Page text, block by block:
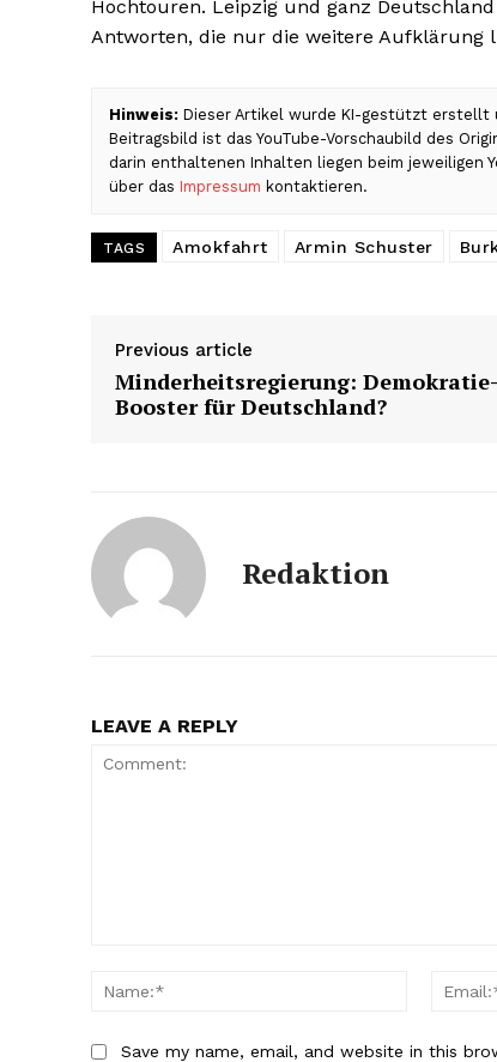
Hochtouren. Leipzig und ganz
Antworten, die nur die weitere Aufklärung
Hinweis: Dieser Artikel wurde KI-gestützt erstellt
Beitragsbild ist das YouTube-Vorschaubild des
darin enthaltenen Inhalten liegen beim jeweiligen
über das Impressum kontaktieren.
TAGS Amokfahrt Armin Schuster
Previous article
Minderheitsregierung: Demokratie-
Booster für Deutschland?
Redaktion
LEAVE A REPLY
Name:*
Save my name, email, and website in this